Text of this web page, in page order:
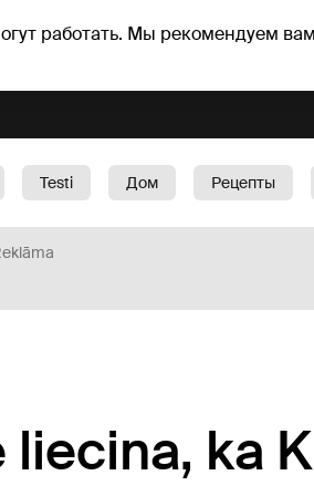
работать. Мы рекомендуем
Testi Дом Рецепты
ka